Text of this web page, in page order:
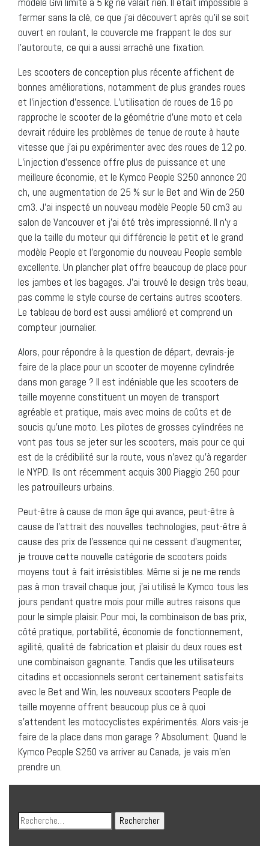
fermer sans la clé, ce que j’ai découvert après qu’il se soit
ouvert en roulant, le couvercle me frappant le dos sur
l’autoroute, ce qui a aussi arraché une fixation.
Les scooters de conception plus récente affichent de
bonnes améliorations, notamment de plus grandes roues
et l’injection d’essence. L’utilisation de roues de 16 po
rapproche le scooter de la géométrie d’une moto et cela
devrait réduire les problèmes de tenue de route à haute
vitesse que j’ai pu expérimenter avec des roues de 12 po.
L’injection d’essence offre plus de puissance et une
meilleure économie, et le Kymco People S250 annonce 20
ch, une augmentation de 25 % sur le Bet and Win de 250
cm3. J’ai inspecté un nouveau modèle People 50 cm3 au
salon de Vancouver et j’ai été très impressionné. Il n’y a
que la taille du moteur qui différencie le petit et le grand
modèle People et l’ergonomie du nouveau People semble
excellente. Un plancher plat offre beaucoup de place pour
les jambes et les bagages. J’ai trouvé le design très beau,
pas comme le style course de certains autres scooters.
Le tableau de bord est aussi amélioré et comprend un
compteur journalier.
Alors, pour répondre à la question de départ, devrais-je
faire de la place pour un scooter de moyenne cylindrée
dans mon garage ? Il est indéniable que les scooters de
taille moyenne constituent un moyen de transport
agréable et pratique, mais avec moins de coûts et de
soucis qu’une moto. Les pilotes de grosses cylindrées ne
vont pas tous se jeter sur les scooters, mais pour ce qui
est de la crédibilité sur la route, vous n’avez qu’à regarder
le NYPD. Ils ont récemment acquis 300 Piaggio 250 pour
les patrouilleurs urbains.
Peut-être à cause de mon âge qui avance, peut-être à
cause de l’attrait des nouvelles technologies, peut-être à
cause des prix de l’essence qui ne cessent d’augmenter,
je trouve cette nouvelle catégorie de scooters poids
moyens tout à fait irrésistibles. Même si je ne me rends
pas à mon travail chaque jour, j’ai utilisé le Kymco tous les
jours pendant quatre mois pour mille autres raisons que
pour le simple plaisir. Pour moi, la combinaison de bas prix,
côté pratique, portabilité, économie de fonctionnement,
agilité, qualité de fabrication et plaisir du deux roues est
une combinaison gagnante. Tandis que les utilisateurs
citadins et occasionnels seront certainement satisfaits
avec le Bet and Win, les nouveaux scooters People de
taille moyenne offrent beaucoup plus ce à quoi
s’attendent les motocyclistes expérimentés. Alors vais-je
faire de la place dans mon garage ? Absolument. Quand le
Kymco People S250 va arriver au Canada, je vais m’en
prendre un.